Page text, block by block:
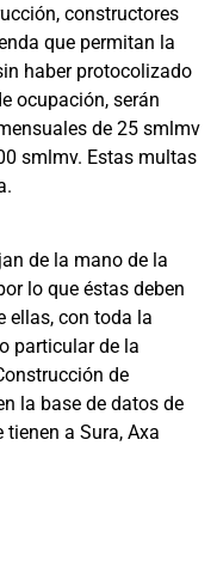
constructores
que permitan la
haber protocolizado
ocupación, serán
de 25 smlmv
smlmv. Estas multas
de la mano de la
lo que éstas deben
ellas, con toda la
particular de la
de
la base de datos de
a Sura, Axa